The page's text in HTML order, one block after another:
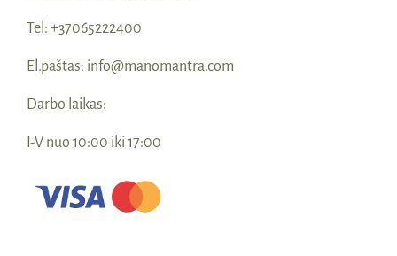
Tel: +37065222400
El.paštas: info@manomantra.com
Darbo laikas:
I-V nuo 10:00 iki 17:00